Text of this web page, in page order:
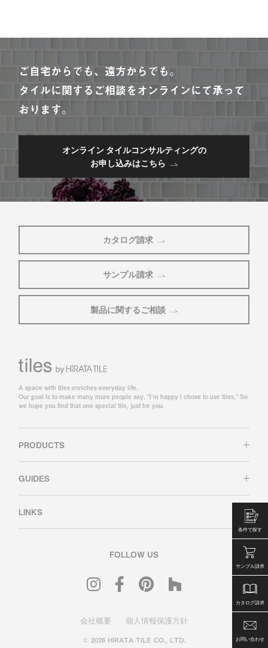
条件で探す
サンプル請求
カタログ請求
お問い合わせ
ご自宅からでも、遠方からでも。
タイルに関するご相談をオンラインにて承って
おります。
オンライン タイルコンサルティングの
お申し込みはこちら
カタログ請求
サンプル請求
製品に関するご相談
A space with tiles enriches everyday life.
Our goal is to make many more people say, “I’m happy I chose to use tiles,” So
we hope you find that one special tile, just for you.
PRODUCTS
GUIDES
LINKS
FOLLOW US
会社概要 個人情報保護方針
© 2026 HIRATA TILE CO., LTD.